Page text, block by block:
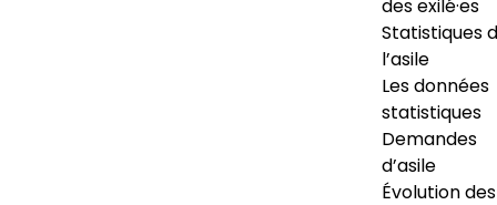
des exilé·es
Statistiques
l’asile
Les données
statistiques
Demandes
d’asile
Évolution des